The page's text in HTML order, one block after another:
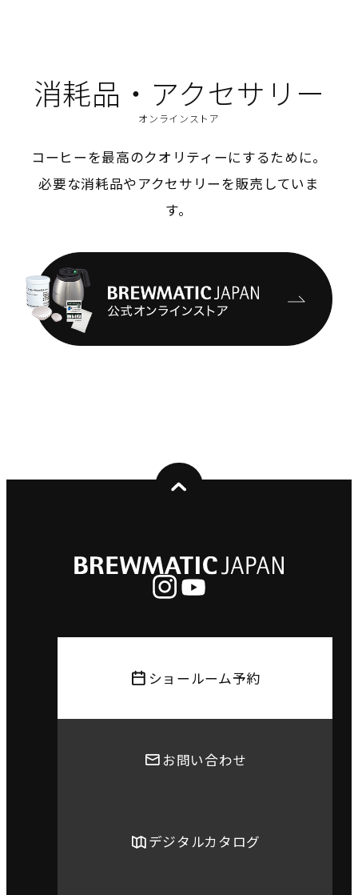
消耗品・アクセサリー
オンラインストア
コーヒーを最高のクオリティーにするために。
必要な消耗品やアクセサリーを販売していま
す。
ショールーム予約
お問い合わせ
デジタルカタログ